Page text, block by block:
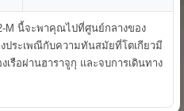
M นี้จะพาคุณไปที่ศูนย์กลางของ
ประเพณีกับความทันสมัยที่โตเกียวมี
เรือผ่านฮาราจูกุ และจบการเดินทาง